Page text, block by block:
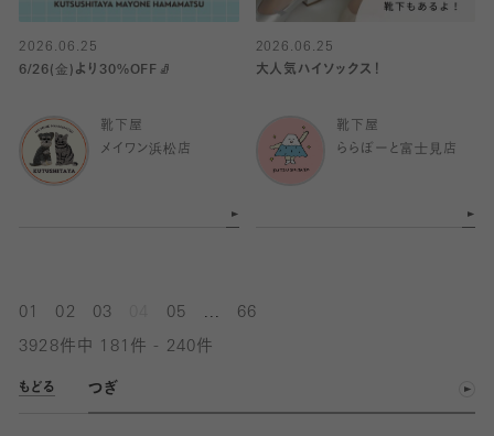
2026.06.25
6/26(金)より30%OFF🧦
靴下屋
メイワン浜松店
2026.06.25
大人気ハイソックス！
靴下屋
ららぽーと富士見店
01 02 03 05 66
3928件中 181件 - 240件
もどる つぎ